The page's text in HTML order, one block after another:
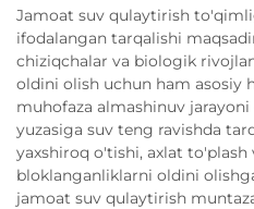
Jamoat suv qulaytirish
ifodalangan tarqalishi
chiziqchalar va biologik
oldini olish uchun ham asosiy
muhofaza almashinuv
yuzasiga suv teng ravishda
yaxshiroq o'tishi, axlat to'plash
bloklanganliklarni oldini
jamoat suv qulaytirish